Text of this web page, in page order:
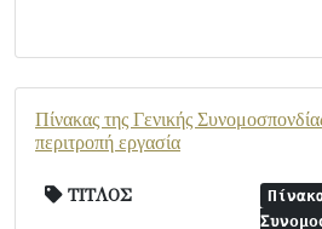
Πίνακας της Γενικής
περιτροπή εργασία
ΤΙΤΛΟΣ